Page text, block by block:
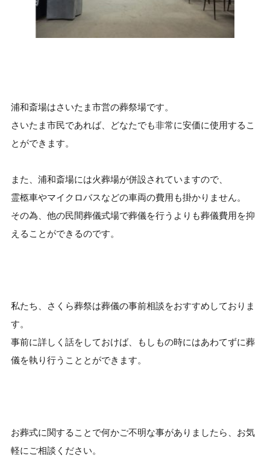
浦和斎場はさいたま市営の葬祭場です。
さいたま市民であれば、どなたでも非常に安価に使用するこ
とができます。
また、浦和斎場には火葬場が併設されていますので、
霊柩車やマイクロバスなどの車両の費用も掛かりません。
その為、他の民間葬儀式場で葬儀を行うよりも葬儀費用を抑
えることができるのです。
私たち、さくら葬祭は葬儀の事前相談をおすすめしておりま
す。
事前に詳しく話をしておけば、もしもの時にはあわてずに葬
儀を執り行うこととができます。
お葬式に関することで何かご不明な事がありましたら、お気
軽にご相談ください。